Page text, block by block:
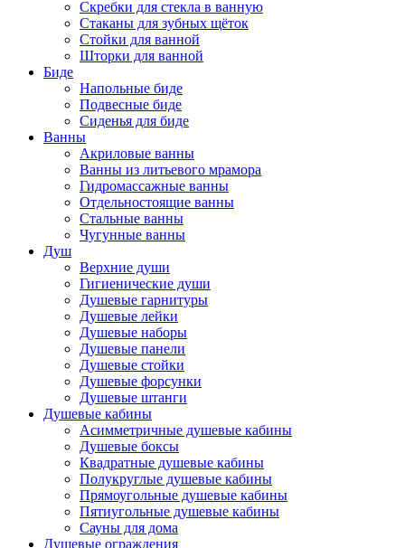
Скребки для стекла в ванную
Стаканы для зубных щёток
Стойки для ванной
Шторки для ванной
Биде
Напольные биде
Подвесные биде
Сиденья для биде
Ванны
Акриловые ванны
Ванны из литьевого мрамора
Гидромассажные ванны
Отдельностоящие ванны
Стальные ванны
Чугунные ванны
Душ
Верхние души
Гигиенические души
Душевые гарнитуры
Душевые лейки
Душевые наборы
Душевые панели
Душевые стойки
Душевые форсунки
Душевые штанги
Душевые кабины
Асимметричные душевые кабины
Душевые боксы
Квадратные душевые кабины
Полукруглые душевые кабины
Прямоугольные душевые кабины
Пятиугольные душевые кабины
Сауны для дома
Душевые ограждения